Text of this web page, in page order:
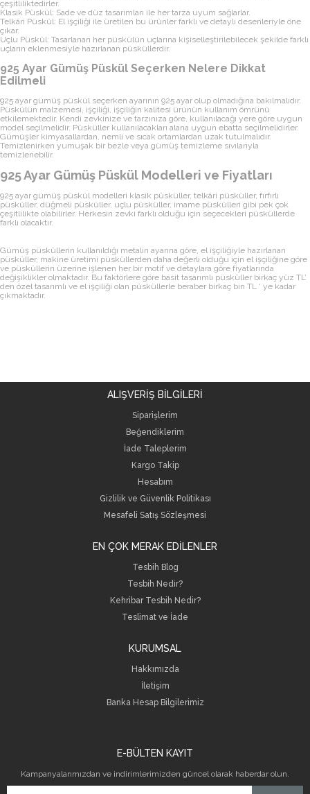
çeşitliliktedirler.
Klasik Püskül: Sade ve düz tasarımları ile her tarza uyum sağlarlar.
Telkâri Püskül: El işçiliği ile üretilen bu ürünler farklı ve detaylı desenleriyle öne
çıkar.
Uçlu Püskül: Tasarlanan her püskülün uçlarına kişiselleştirilebilecek şekilde farklı
uçların eklenmesiyle hazırlanan püsküllerdir.
925 Ayar Gümüş Püskül Seçerken Nelere Dikkat
Edilmeli
925 ayar gümüş püskül seçerken ayarının 925 ayar olup olmadığına bakılmalıdır.
Püskülün malzemesi, işçiliği, işçiliğin kalitesi ürünün kullanım ömrünü
etkilemektedir. Kendi zevkinize ve tarzınıza göre, kullanılacağı yere göre uygun
model seçilmelidir. Püsküller kullanılacakları alana uygun ebatta seçilmelidirler.
Gümüşler kimyasallardan, nemli ve sıcak ortamlardan uzak tutulmalıdır.
Temizlenirken yumuşak bir bezle veya gümüş temizleme sıvılarıyla
temizlenebilir.
925 Ayar Gümüş Püskül Modelleri ve Fiyatları
925 ayar gümüş püskül modelleri klasik püsküller, telkâri püsküller, fırfırlı
püsküller, düğmeli püsküller, uçlu püsküller, imame püskülleri gibi pek çok
çeşitlilikte olabilirler. Herkesin zevki farklı olduğu için seçecekleri püsküllerde
farklı olacaktır.
Gümüş püsküllerin kullanıldığı metalin ayarına göre, el işçiliğiyle hazırlanan
püsküller, makine üretimi püsküllerden daha değerli olduğu için el işçiliğine göre
ve püsküllerin üzerine işlenen her bir motif ve detaylara göre fiyatlarında
değişiklikler olmaktadır. Bu faktörlere göre basit tasarımlı püsküller birkaç yüz TL’
den özel tasarımlı ve el işçiliği olan püsküllerle beraber birkaç bin TL ‘ ye kadar
çıkmaktadır.
ALIŞVERİŞ BİLGİLERİ
Siparişlerim
Beğendiklerim
İade Taleplerim
Kargo Takip
Hesabım
Gizlilik ve Güvenlik Politikası
Mesafeli Satış Sözleşmesi
EN ÇOK MERAK EDİLENLER
Tesbih Blog
Tesbih Nedir?
Kehribar Tesbih Nedir?
Teslimat ve İade
KURUMSAL
Hakkımızda
İletişim
Banka Hesap Bilgilerimiz
E-BÜLTEN KAYIT
Kampanyalarımızdan ve indirimlerimizden güncel olarak haberdar olun.